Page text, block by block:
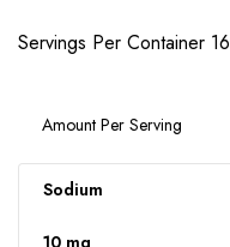
Servings Per Container 16
Amount Per Serving
Sodium
10 mg